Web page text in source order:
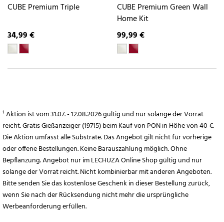
CUBE Premium Triple
34,99 €
CUBE Premium Green Wall
Home Kit
99,99 €
¹ Aktion ist vom 31.07. - 12.08.2026 gültig und nur solange der Vorrat
reicht. Gratis Gießanzeiger (19715) beim Kauf von PON in Höhe von 40 €.
Die Aktion umfasst alle Substrate. Das Angebot gilt nicht für vorherige
oder offene Bestellungen. Keine Barauszahlung möglich. Ohne
Bepflanzung. Angebot nur im LECHUZA Online Shop gültig und nur
solange der Vorrat reicht. Nicht kombinierbar mit anderen Angeboten.
Bitte senden Sie das kostenlose Geschenk in dieser Bestellung zurück,
wenn Sie nach der Rücksendung nicht mehr die ursprüngliche
Werbeanforderung erfüllen.